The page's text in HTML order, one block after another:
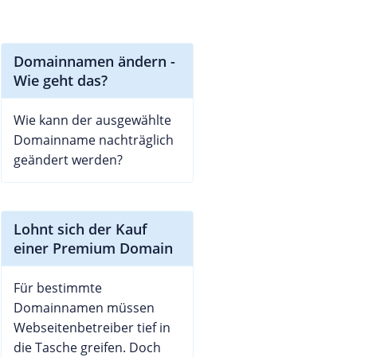
Domainnamen ändern -
Wie geht das?
Wie kann der ausgewählte
Domainname nachträglich
geändert werden?
Lohnt sich der Kauf
einer Premium Domain
Für bestimmte
Domainnamen müssen
Webseitenbetreiber tief in
die Tasche greifen. Doch